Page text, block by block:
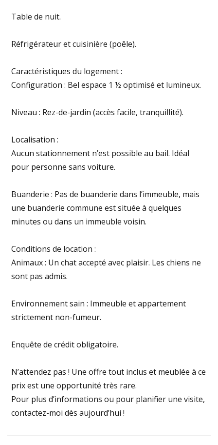
Table de nuit.
Réfrigérateur et cuisinière (poêle).
Caractéristiques du logement :
Configuration : Bel espace 1 ½ optimisé et lumineux.
Niveau : Rez-de-jardin (accès facile, tranquillité).
Localisation :
Aucun stationnement n’est possible au bail. Idéal
pour personne sans voiture.
Buanderie : Pas de buanderie dans l’immeuble, mais
une buanderie commune est située à quelques
minutes ou dans un immeuble voisin.
Conditions de location :
Animaux : Un chat accepté avec plaisir. Les chiens ne
sont pas admis.
Environnement sain : Immeuble et appartement
strictement non-fumeur.
Enquête de crédit obligatoire.
N’attendez pas ! Une offre tout inclus et meublée à ce
prix est une opportunité très rare.
Pour plus d’informations ou pour planifier une visite,
contactez-moi dès aujourd’hui !